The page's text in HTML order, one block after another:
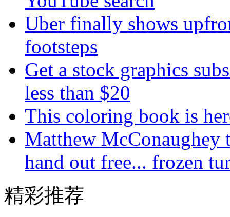
Uber finally shows
footsteps
Get a stock graphics
less than $20
This coloring book is
Matthew
hand out free... frozen
精彩推荐